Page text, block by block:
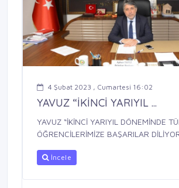
4 Şubat 2023 , Cumartesi 16:02
YAVUZ “İKİNCİ YARIYIL ...
YAVUZ “İKİNCİ YARIYIL DÖNEMİNDE
ÖĞRENCİLERİMİZE BAŞARILAR
İncele